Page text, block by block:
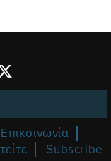
Επικοινωνία
Subscribe